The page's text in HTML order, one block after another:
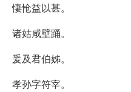
悽怆益以甚。
诸姑咸壁踊。
爰及君伯姊。
孝孙字符宰。